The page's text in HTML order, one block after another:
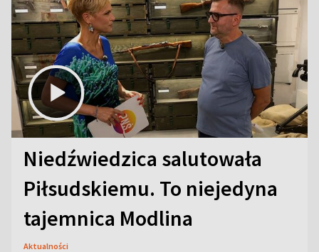
Niedźwiedzica salutowała
Piłsudskiemu. To niejedyna
tajemnica Modlina
Aktualności